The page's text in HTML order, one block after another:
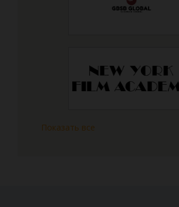
Показать все